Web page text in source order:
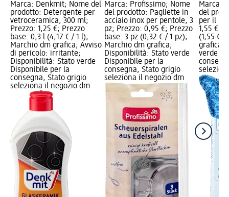
Marca: Denkmit; Nome del
prodotto: Detergente per
vetroceramica, 300 ml;
Prezzo: 1,25 €; Prezzo
base: 0,3 l (4,17 € / 1 l);
Marchio dm grafica; Avviso
di pericolo: irritante;
Disponibilità: Stato verde
Disponibile per la
consegna, Stato grigio
seleziona il negozio dm
Marca: Profissimo; Nome
del prodotto: Pagliette in
acciaio inox per pentole, 3
pz; Prezzo: 0,95 €; Prezzo
base: 3 pz (0,32 € / 1 pz);
Marchio dm grafica;
Disponibilità: Stato verde
Disponibile per la
consegna, Stato grigio
seleziona il negozio dm
Marca:
del
per il
1,55 €;
(1,55 € /
grafica;
verde